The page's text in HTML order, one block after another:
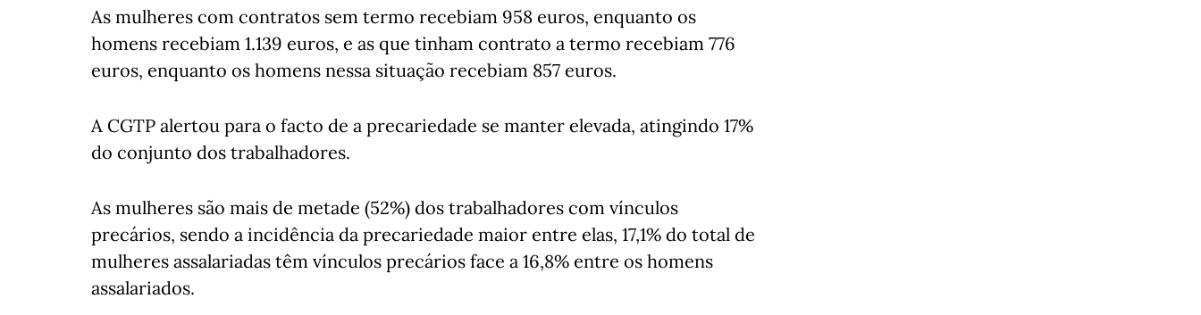
As mulheres com contratos sem termo recebiam 958 euros, enquanto os
homens recebiam 1.139 euros, e as que tinham contrato a termo recebiam 776
euros, enquanto os homens nessa situação recebiam 857 euros.
A CGTP alertou para o facto de a precariedade se manter elevada, atingindo 17%
do conjunto dos trabalhadores.
As mulheres são mais de metade (52%) dos trabalhadores com vínculos
precários, sendo a incidência da precariedade maior entre elas, 17,1% do total de
mulheres assalariadas têm vínculos precários face a 16,8% entre os homens
assalariados.